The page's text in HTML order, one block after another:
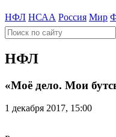
НФЛ НСАА Россия Мир
НФЛ
«Моё дело. Мои
1 декабря 2017, 15:00